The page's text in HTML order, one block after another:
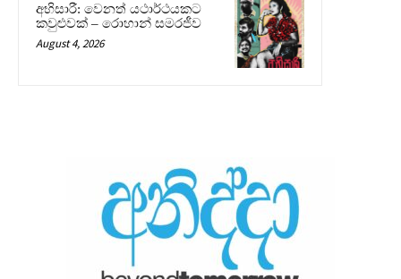
අභිසාරී: වෙනත් යථාර්ථයකට
කවුළුවක් – රොහාන් සමරජීව
August 4, 2026